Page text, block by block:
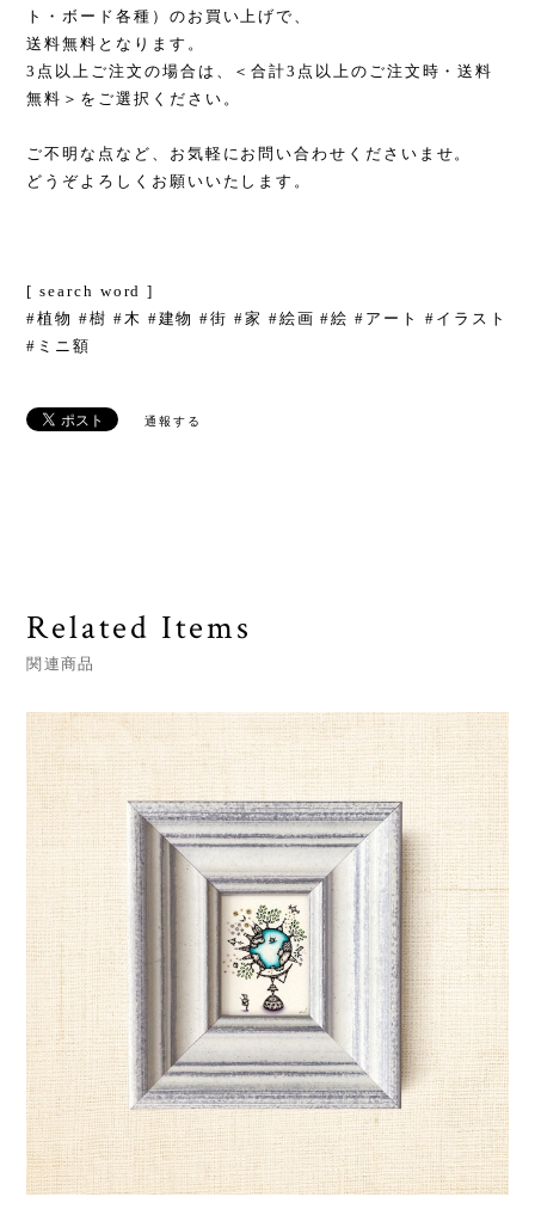
ト・ボード各種）のお買い上げで、
送料無料となります。
3点以上ご注文の場合は、＜合計3点以上のご注文時・送料
無料＞をご選択ください。
ご不明な点など、お気軽にお問い合わせくださいませ。
どうぞよろしくお願いいたします。
[ search word ]
#植物 #樹 #木 #建物 #街 #家 #絵画 #絵 #アート #イラスト
#ミニ額
通報する
Related Items
関連商品